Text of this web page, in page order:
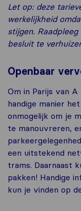
Let op: deze
werkelijkheid
stijgen.
besluit te
Openbaar
Om in Parijs van
handige manier
onmogelijk om je
te manouvreren,
een uitstekend
trams. Daarnaast
pakken! Handige
kun je vinden op